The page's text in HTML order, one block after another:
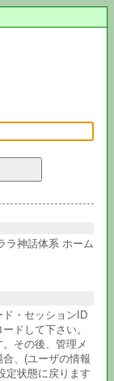
ラ神話体系 ホーム
・セッションID
ドして下さい。
その後、管理メ
、(ユーザの情報
定状態に戻ります